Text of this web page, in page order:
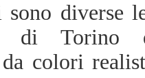
diverse
di Torino
da colori